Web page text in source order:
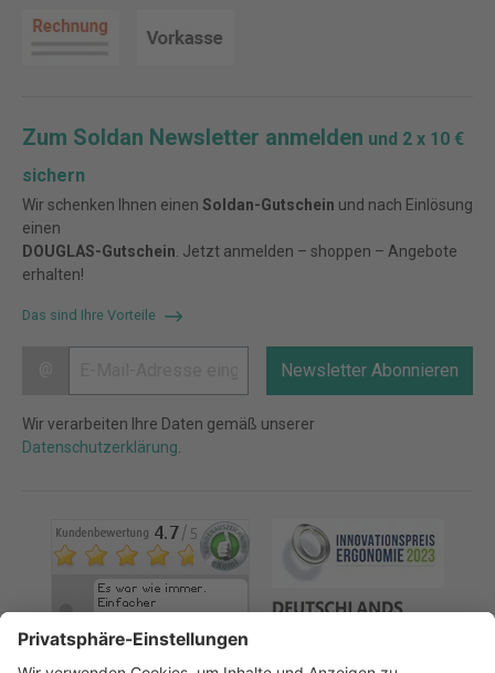
Zum Soldan Newsletter anmelden und 2 x 10 €
sichern
Wir schenken Ihnen einen Soldan-Gutschein und nach Einlösung
einen
DOUGLAS-Gutschein . Jetzt anmelden – shoppen – Angebote
erhalten!
Das sind Ihre Vorteile
Newsletter Abonnieren
Wir verarbeiten Ihre Daten gemäß unserer
Datenschutzerklärung